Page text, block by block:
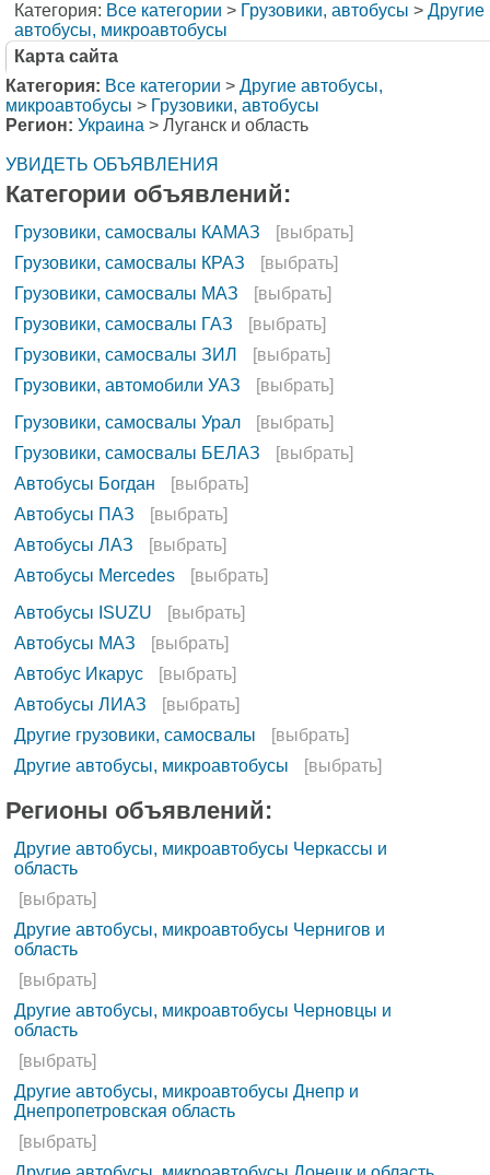
Категория: Все категории > Грузовики, автобусы > Другие
автобусы, микроавтобусы
Карта сайта
Категория: Все категории > Другие автобусы,
микроавтобусы > Грузовики, автобусы
Регион: Украина > Луганск и область
УВИДЕТЬ ОБЪЯВЛЕНИЯ
Категории объявлений:
Грузовики, самосвалы КАМАЗ
[выбрать]
Грузовики, самосвалы КРАЗ
[выбрать]
Грузовики, самосвалы МАЗ
[выбрать]
Грузовики, самосвалы ГАЗ
[выбрать]
Грузовики, самосвалы ЗИЛ
[выбрать]
Грузовики, автомобили УАЗ
[выбрать]
Грузовики, самосвалы Урал
[выбрать]
Грузовики, самосвалы БЕЛАЗ
[выбрать]
Автобусы Богдан
[выбрать]
Автобусы ПАЗ
[выбрать]
Автобусы ЛАЗ
[выбрать]
Автобусы Mercedes
[выбрать]
Автобусы ISUZU
[выбрать]
Автобусы МАЗ
[выбрать]
Автобус Икарус
[выбрать]
Автобусы ЛИАЗ
[выбрать]
Другие грузовики, самосвалы
[выбрать]
Другие автобусы, микроавтобусы
[выбрать]
Регионы объявлений:
Другие автобусы, микроавтобусы Черкассы и
область
[выбрать]
Другие автобусы, микроавтобусы Чернигов и
область
[выбрать]
Другие автобусы, микроавтобусы Черновцы и
область
[выбрать]
Другие автобусы, микроавтобусы Днепр и
Днепропетровская область
[выбрать]